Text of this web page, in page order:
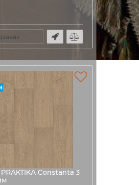
Constanta 3